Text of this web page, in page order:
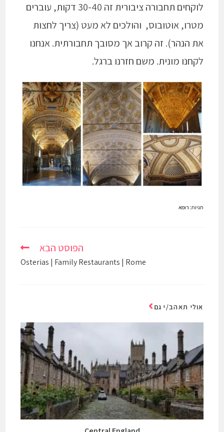
לוקחים תחבורה ציבורית זה 30-40 דקות, עוברים
מטרו, אוטובוס, והולכים לא מעט (צריך לחצות
את הנהר). זה קרוב אך מסובך תחבורתית. אנחנו
לקחנו מונית. משם חזרנו ברגל.
תגיות: רומא
הפוסט הבא
Osterias | Family Restaurants | Rome
אולי תאהב/י גם